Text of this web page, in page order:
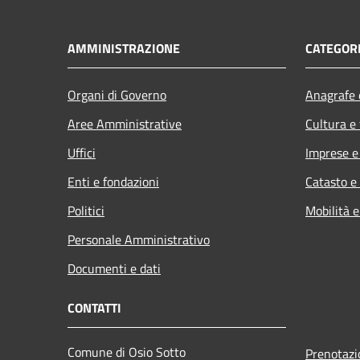
AMMINISTRAZIONE
Organi di Governo
Aree Amministrative
Uffici
Enti e fondazioni
Politici
Personale Amministrativo
Documenti e dati
Cultura
Imprese
Catasto
Mobilità
CONTATTI
Comune di Osio Sotto